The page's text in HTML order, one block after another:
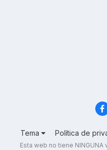
Tema Política de
Esta web no tiene